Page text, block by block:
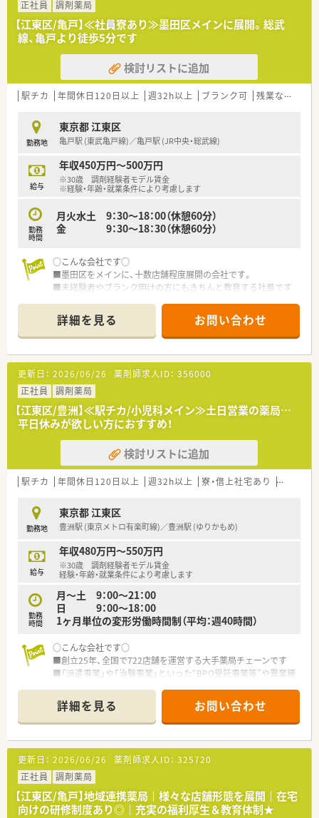
正社員 調剤薬局
【江東区/亀戸】≪社員寮あり≫墨田区メインに展開。総武
線、亀戸より徒歩5分です
検討リストに追加
駅チカ 年間休日120日以上 週32h以上 ブランク可 残業なし(ほぼなし含む)
勤務地
東京都 江東区
亀戸駅 (東武亀戸線)／亀戸駅 (JR中央・総武線)
給与
年収450万円～500万円
※30歳 調剤経験者モデル賃金
※経験・年齢・就業条件により考慮します
勤務
時間
月火水土 9：30～18：00（休憩60分）
金 9：30～18：30（休憩60分）
○こんな会社です○
■墨田区をメインに、十数店舗程度展開の会社です。
■未経験者やブランク明けの方にもきちんと教育する社風です
きます。
■フィットネスクラブ・保養所・テーマパークの割引利用など、福
利厚生も充実しています。
■勉強もできる環境。勉強会・社外研修・社内セミナー・接遇研修
なども実施し、資格補助もございます。
■最新機器と快適な環境が整っています。
■人員にゆとりを持たせた配置を目指しています。
■社員寮あり！年収面の補填になります
詳細を見る お問い合わせ
更新日： 2026/06/26 薬剤師求人ID： 356000
正社員
調剤薬局
【江東区/豊洲】≪駅チカ/小児科メイン≫土日営業の薬局…
平日休みが欲しい方におすすめ！
検討リストに追加
駅チカ 年間休日120日以上 週32h以上 寮・借上社宅あり 認定薬
勤務地
東京都 江東区
豊洲駅 (東京メトロ有楽町線)／豊洲駅 (ゆりかもめ)
給与
年収480万円～550万円
※30歳 調剤経験者モデル賃金
経験・年齢・就業条件により考慮します
勤務
時間
月～土 9：00～21：00
日 9：00～18：00
1ヶ月単位の変形労働時間制（平均：週40時間）
○こんな会社です○
■創立25年、全国で722店舗を運営する大手薬局チェーンです
■「派遣事業」や「治験事業」といった“BPO受託事業等”や異業種
■「コンビニと一体化店舗｣「JRと提携した店舗」もあり戦略的に
事業展開をしております
■教育制度も充実…「5年先、10年先」も活躍出来る薬剤師になれ
るように充実した研修システムで成長を後押ししてくれる企
業。学術大会が海外研修もあり
■最長でお子様が小学校1年生まで時短制度が使えます
■財形貯蓄や、持株会など大手ならではの福利厚生も充実
■昇進にも中途入社のハンデは一切なし！頑張りをきちんと評価
してくれます
詳細を見る お問い合わせ
更新日： 2026/06/26 薬剤師求人ID： 325720
正社員
調剤薬局
【江東区/亀戸】地域連携薬局｜様々な店舗形態を展開｜在宅
向けの研修制度あり◎｜充実の福利厚生＆教育体制★